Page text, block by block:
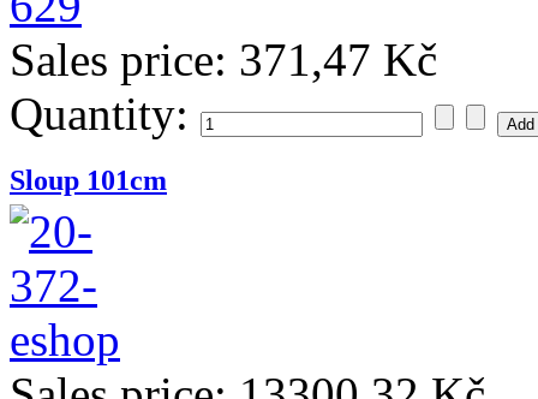
Sales price: 371,47 Kč
Quantity:
Sloup 101cm